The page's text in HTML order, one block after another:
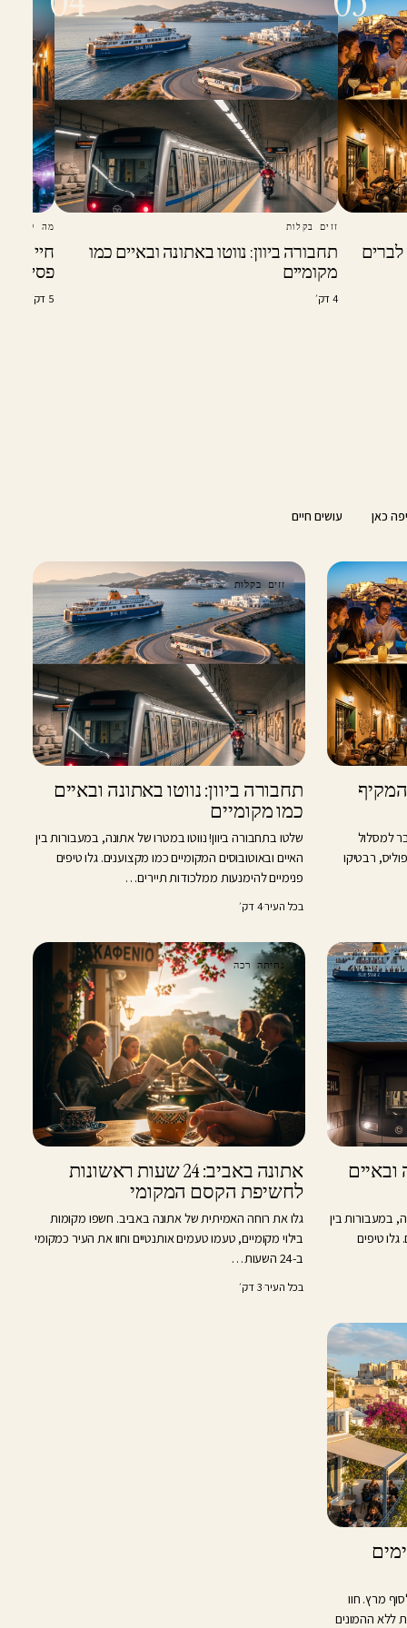
זזים בקלות
תחבורה ביוון: נווטו באתונה ובאיים כמו
מקומיים
4 דק׳
מה קורה
חיי
פסירי
5 דק׳
כאן עושים חיים
למסלול
רבטיקו
זזים בקלות
תחבורה ביוון: נווטו באתונה ובאיים
כמו מקומיים
שלטו בתחבורה ביוון! נווטו במטרו של אתונה, במעבורות בין
האיים ובאוטובוסים המקומיים כמו מקצוענים. גלו טיפים
פנימיים להימנעות ממלכודות תיירים…
בכל העיר·4 דק׳
ובאיים
במעבורות בין
גלו טיפים
נחיתה רכה
אתונה באביב: 24 שעות ראשונות
לחשיפת הקסם המקומי
גלו את רוחה האמיתית של אתונה באביב. חשפו מקומות
בילוי מקומיים, טעמו טעמים אותנטיים וחוו את העיר כמקומי
ב-24 השעות…
בכל העיר·3 דק׳
בסוף מרץ: מסלול 4 ימים
לסוף מרץ. חוו
ללא ההמונים